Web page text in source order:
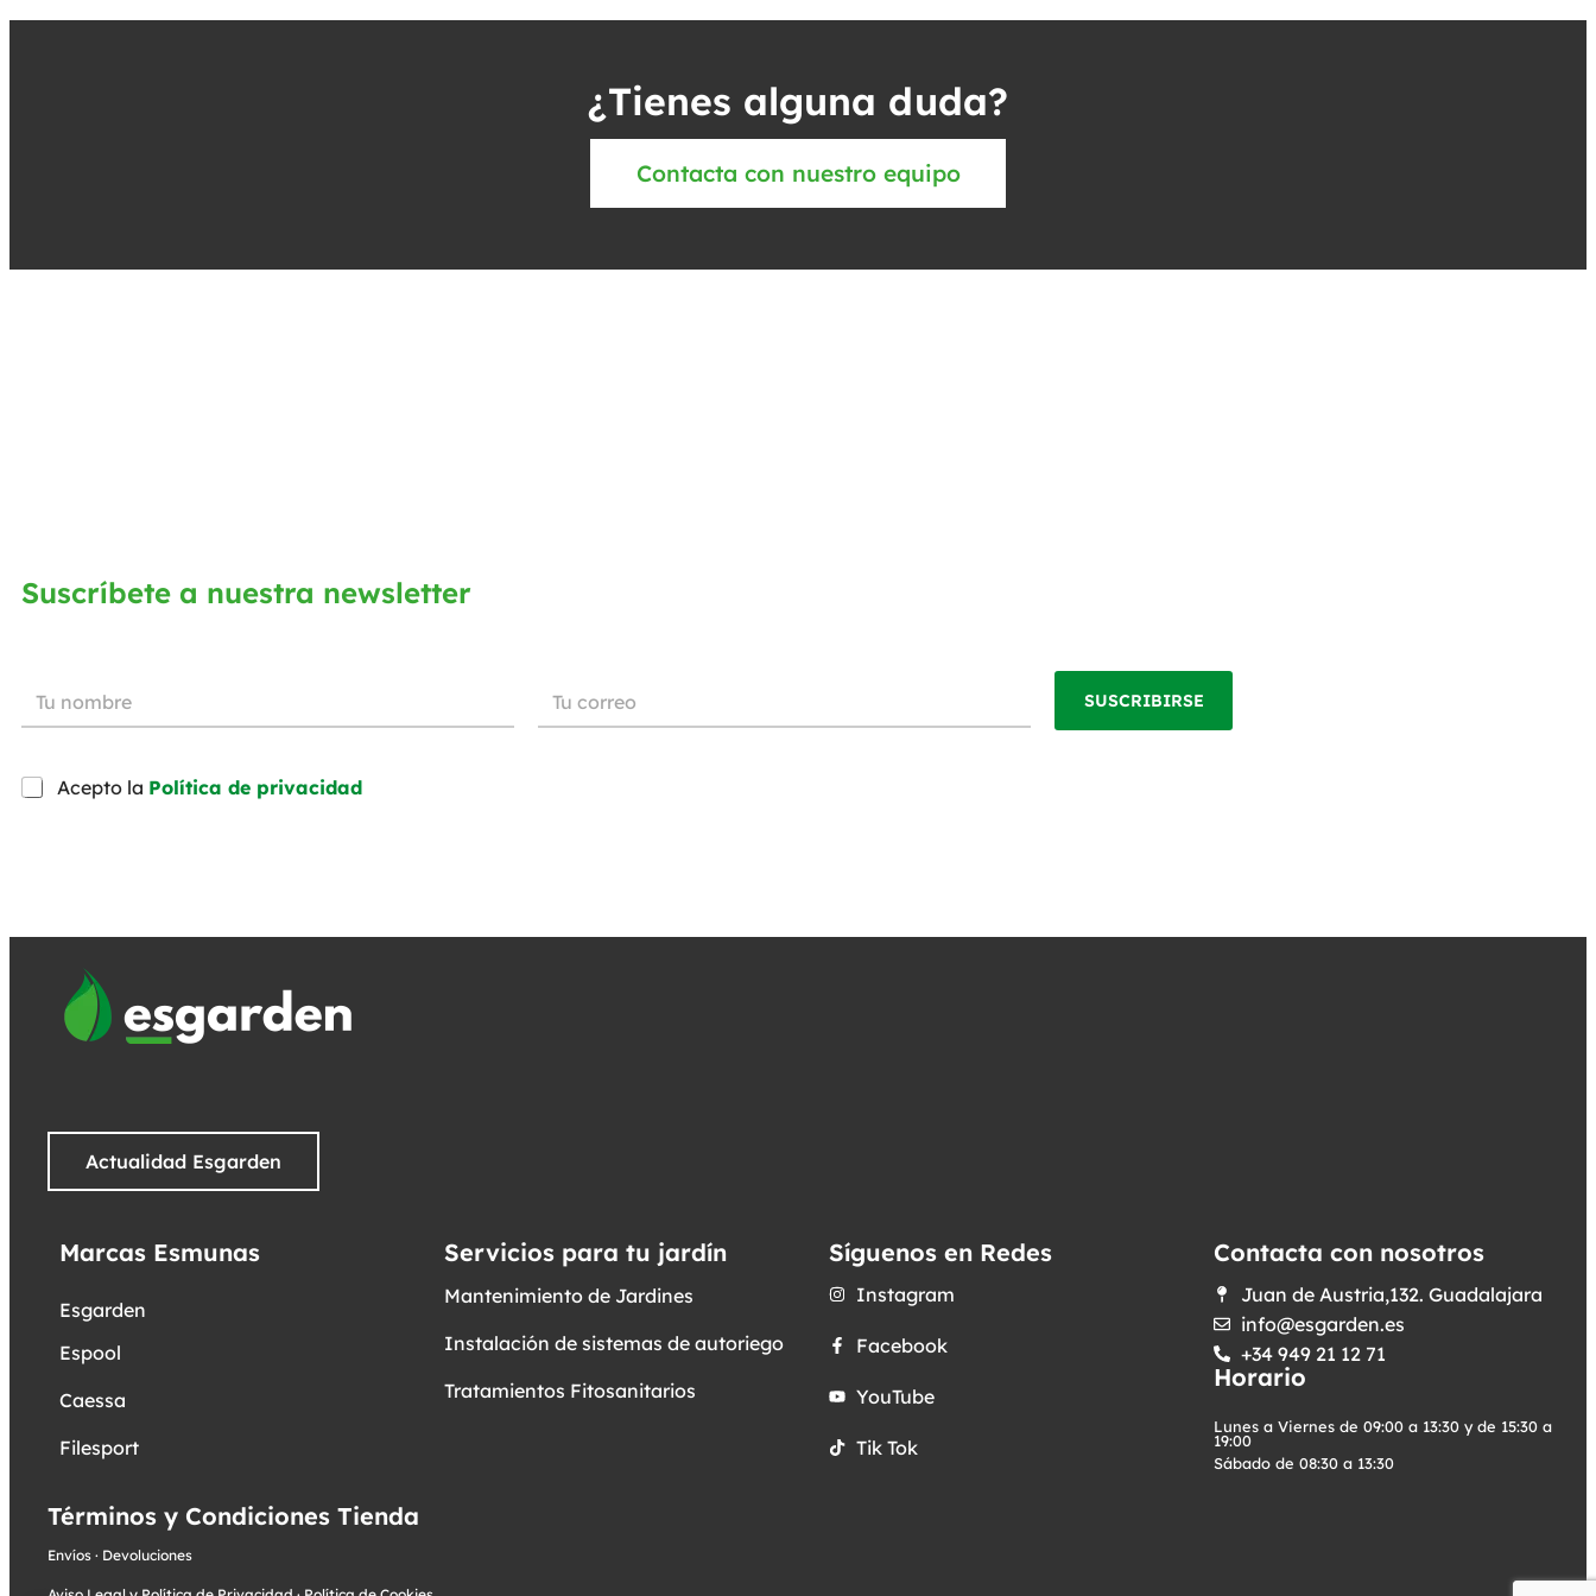
¿Tienes alguna duda?
Contacta con nuestro equipo
Suscríbete a nuestra newsletter
Acepto la Política de privacidad
SUSCRIBIRSE
Actualidad Esgarden
Marcas Esmunas
Esgarden
Espool
Caessa
Filesport
Servicios para tu jardín
Mantenimiento de Jardines
Instalación de sistemas de autoriego
Tratamientos Fitosanitarios
Síguenos en Redes
Instagram
Facebook
YouTube
Tik Tok
Contacta con nosotros
Juan de Austria,132. Guadalajara
info@esgarden.es
+34 949 21 12 71
Horario
Lunes a Viernes de 09:00 a 13:30 y de 15:30 a
19:00
Sábado de 08:30 a 13:30
Términos y Condiciones Tienda
Envíos · Devoluciones